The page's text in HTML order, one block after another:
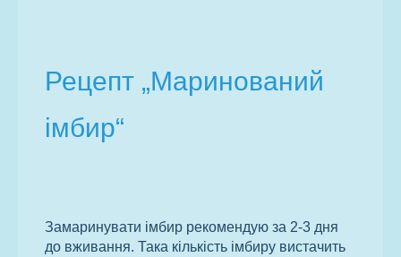
Рецепт „Маринований
імбир“
Замаринувати імбир рекомендую за 2-3 дня
до вживання. Така кількість імбиру вистачить